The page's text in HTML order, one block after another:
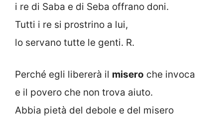
i re di Saba e di Seba offrano doni.
Tutti i re si prostrino a lui,
lo servano tutte le genti. R.
Perché egli libererà il misero che invoca
e il povero che non trova aiuto.
Abbia pietà del debole e del misero